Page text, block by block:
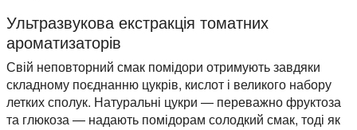
Ультразвукова екстракція томатних
ароматизаторів
Свій неповторний смак помідори отримують завдяки
складному поєднанню цукрів, кислот і великого набору
летких сполук. Натуральні цукри — переважно фруктоза
та глюкоза — надають помідорам солодкий смак, тоді як